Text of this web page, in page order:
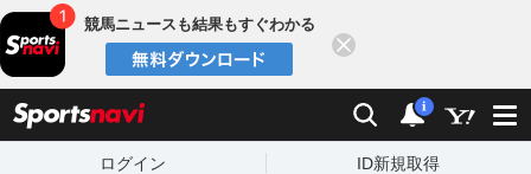
競馬ニュースも結果もすぐわかる
検索 通知
i
ログイン ID新規取得